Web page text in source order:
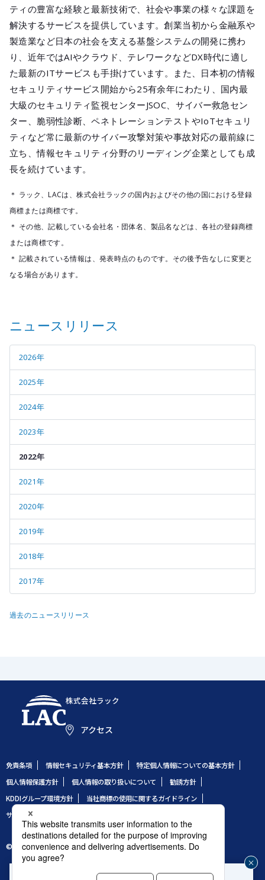
企業や組織のセキュリティ事故発生時はこちら
ティの豊富な経験と最新技術で、社会や事業の様々な課題を
解決するサービスを提供しています。創業当初から金融系や
製造業など日本の社会を支える基盤システムの開発に携わ
り、近年ではAIやクラウド、テレワークなどDX時代に適し
た最新のITサービスも手掛けています。また、日本初の情報
セキュリティサービス開始から25有余年にわたり、国内最
大級のセキュリティ監視センターJSOC、サイバー救急セン
ター、脆弱性診断、ペネトレーションテストやIoTセキュリ
ティなど常に最新のサイバー攻撃対策や事故対応の最前線に
立ち、情報セキュリティ分野のリーディング企業としても成
長を続けています。
＊ ラック、LACは、株式会社ラックの国内およびその他の国における登録
商標または商標です。
＊ その他、記載している会社名・団体名、製品名などは、各社の登録商標
または商標です。
＊ 記載されている情報は、発表時点のものです。その後予告なしに変更と
なる場合があります。
ニュースリリース
2026年
2025年
2024年
2023年
2022年
2021年
2020年
2019年
2018年
2017年
過去のニュースリリース
株式会社ラック
アクセス
免責条項 情報セキュリティ基本方針
特定個人情報についての基本方針
個人情報保護方針
個人情報の取り扱いについて
勧誘方針
KDDIグループ環境方針
当社商標の使用に関するガイドライン
サイトのご利用条件
© 1995 LAC Co., Ltd.